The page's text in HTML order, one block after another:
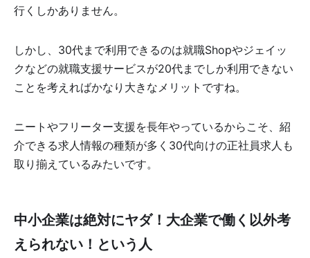
行くしかありません。
しかし、30代まで利用できるのは就職Shopやジェイッ
クなどの就職支援サービスが20代までしか利用できない
ことを考えればかなり大きなメリットですね。
ニートやフリーター支援を長年やっているからこそ、紹
介できる求人情報の種類が多く30代向けの正社員求人も
取り揃えているみたいです。
中小企業は絶対にヤダ！大企業で働く以外考
えられない！という人